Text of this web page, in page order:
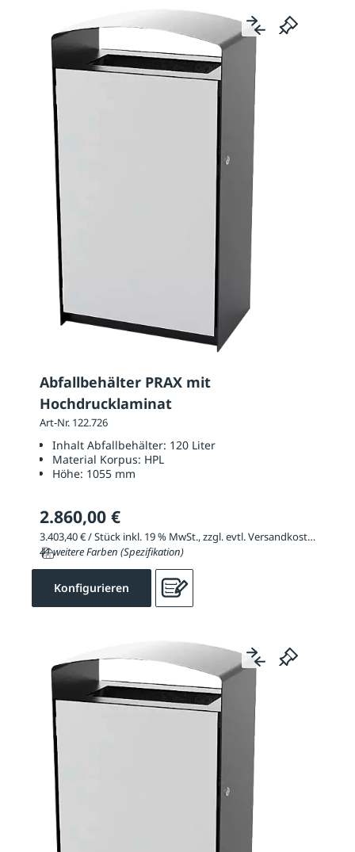
Abfallbehälter PRAX mit
Hochdrucklaminat
Art-Nr. 122.726
Inhalt Abfallbehälter: 120 Liter
Material Korpus: HPL
Höhe: 1055 mm
2.860,00 €
3.403,40 € / Stück inkl. 19 % MwSt., zzgl. evtl. Versandkosten
41 weitere Farben (Spezifikation)
Konfigurieren